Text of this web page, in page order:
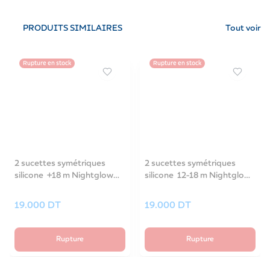
PRODUITS SIMILAIRES Tout voir
Rupture en stock
2 sucettes symétriques
silicone +18 m Nightglow
19.000 DT
Rupture
Rupture en stock
2 sucettes symétriques
silicone 12-18 m Nightglow
19.000 DT
Rupture